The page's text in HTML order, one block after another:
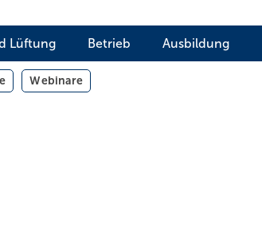
Lüftung Betrieb Ausbildung
Webinare